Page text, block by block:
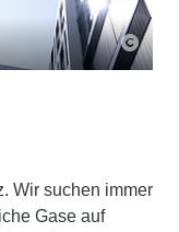
Wir suchen immer
Gase auf